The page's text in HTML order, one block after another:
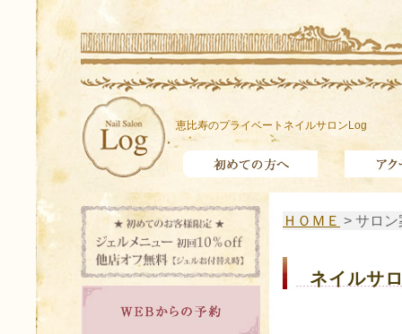
恵比寿のプライベートネイルサロンLog
ＨＯＭＥ > サロン
ネイルサ